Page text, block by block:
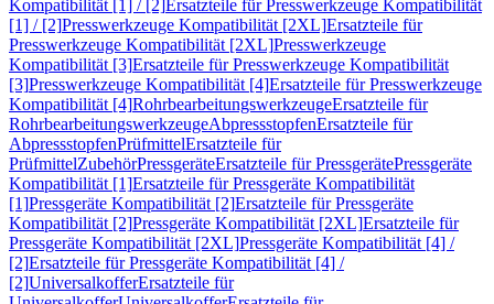
Kompatibilität [1] / [2]Ersatzteile für Presswerkzeuge Kompatibilität
[1] / [2]Presswerkzeuge Kompatibilität [2XL]Ersatzteile für
Presswerkzeuge Kompatibilität [2XL]Presswerkzeuge
Kompatibilität [3]Ersatzteile für Presswerkzeuge Kompatibilität
[3]Presswerkzeuge Kompatibilität [4]Ersatzteile für Presswerkzeuge
Kompatibilität [4]RohrbearbeitungswerkzeugeErsatzteile für
RohrbearbeitungswerkzeugeAbpressstopfenErsatzteile für
AbpressstopfenPrüfmittelErsatzteile für
PrüfmittelZubehörPressgeräteErsatzteile für PressgerätePressgeräte
Kompatibilität [1]Ersatzteile für Pressgeräte Kompatibilität
[1]Pressgeräte Kompatibilität [2]Ersatzteile für Pressgeräte
Kompatibilität [2]Pressgeräte Kompatibilität [2XL]Ersatzteile für
Pressgeräte Kompatibilität [2XL]Pressgeräte Kompatibilität [4] /
[2]Ersatzteile für Pressgeräte Kompatibilität [4] /
[2]UniversalkofferErsatzteile für